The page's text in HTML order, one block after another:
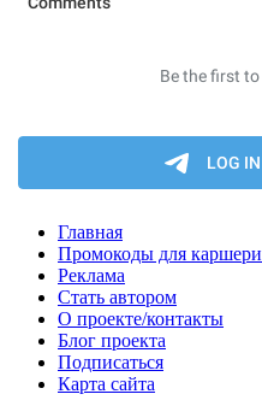
Главная
Промокоды для
Реклама
Стать автором
О проекте/контакты
Блог проекта
Подписаться
Карта сайта